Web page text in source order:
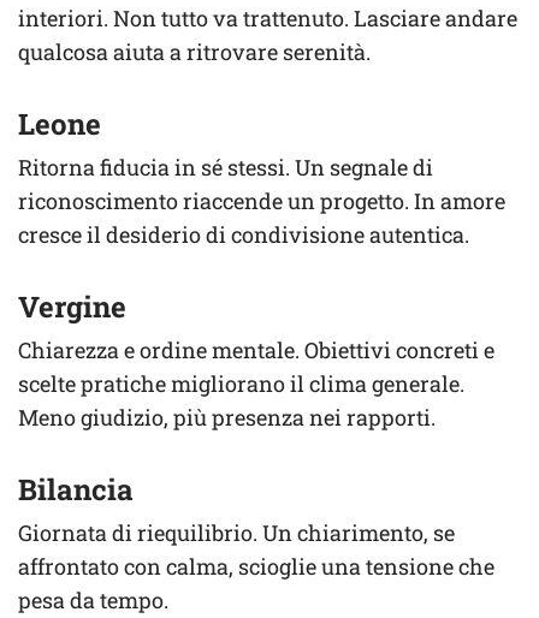
interiori. Non tutto va trattenuto. Lasciare andare
qualcosa aiuta a ritrovare serenità.
Leone
Ritorna fiducia in sé stessi. Un segnale di
riconoscimento riaccende un progetto. In amore
cresce il desiderio di condivisione autentica.
Vergine
Chiarezza e ordine mentale. Obiettivi concreti e
scelte pratiche migliorano il clima generale.
Meno giudizio, più presenza nei rapporti.
Bilancia
Giornata di riequilibrio. Un chiarimento, se
affrontato con calma, scioglie una tensione che
pesa da tempo.